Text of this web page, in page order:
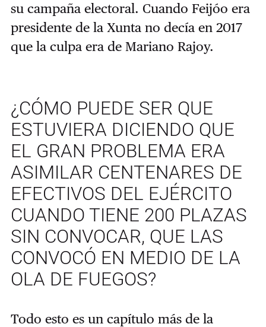
su campaña electoral. Cuando Feijóo era
presidente de la Xunta no decía en 2017
que la culpa era de Mariano Rajoy.
¿CÓMO PUEDE SER QUE
ESTUVIERA DICIENDO QUE
EL GRAN PROBLEMA ERA
ASIMILAR CENTENARES DE
EFECTIVOS DEL EJÉRCITO
CUANDO TIENE 200 PLAZAS
SIN CONVOCAR, QUE LAS
CONVOCÓ EN MEDIO DE LA
OLA DE FUEGOS?
Todo esto es un capítulo más de la